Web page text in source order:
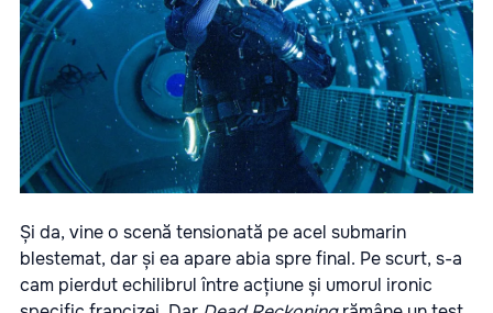
Și da, vine o scenă tensionată pe acel submarin
blestemat, dar și ea apare abia spre final. Pe scurt, s-a
cam pierdut echilibrul între acțiune și umorul ironic